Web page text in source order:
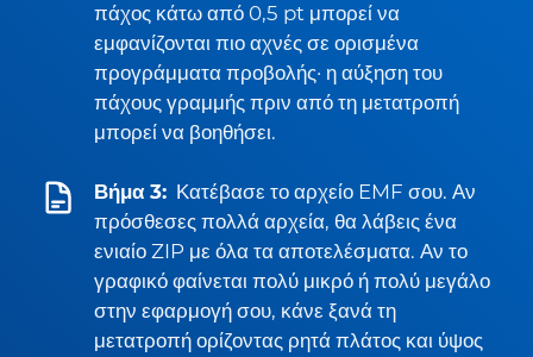
πάχος κάτω από 0,5 pt μπορεί να
εμφανίζονται πιο αχνές σε ορισμένα
προγράμματα προβολής· η αύξηση του
πάχους γραμμής πριν από τη μετατροπή
μπορεί να βοηθήσει.
Βήμα 3: Κατέβασε το αρχείο EMF σου. Αν
πρόσθεσες πολλά αρχεία, θα λάβεις ένα
ενιαίο ZIP με όλα τα αποτελέσματα. Αν το
γραφικό φαίνεται πολύ μικρό ή πολύ μεγάλο
στην εφαρμογή σου, κάνε ξανά τη
μετατροπή ορίζοντας ρητά πλάτος και ύψος